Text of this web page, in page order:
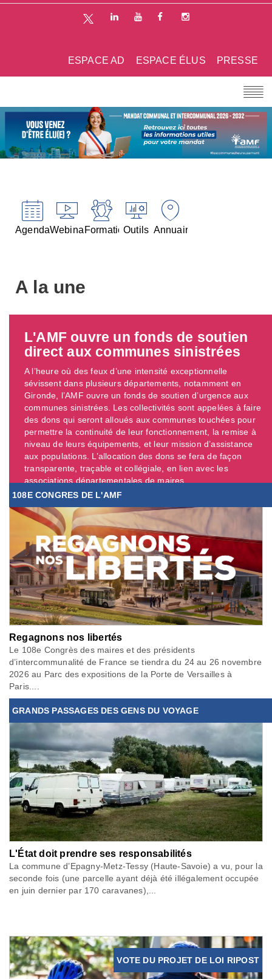
PRESSE
ESPACE ÉLUS
ESPACE AD
AgendaWebinairesFormationsOutils Annuaires
A la une
L'AMF ouvre un fonds de soutien
direct aux communes sinistrées
A l’heure où des feux d’une intensité exceptionnelle
sévissent dans plusieurs départements, notamment en
Gironde, l’AMF ouvre un fonds de soutien d’urgence aux
communes sinistrées. Les collectivités sont appelées à faire
des dons qui seront alloués aux communes touchées pour
permettre la continuité de leur fonctionnement, la remise à
niveau de leurs équipements, et leur mission d’assistance
aux populations. L’allocation des dons se fera de façon
transparente, traçable et collégiale, en lien avec les
associations départementales de maires. ...
108E CONGRES DE L'AMF
Regagnons nos libertés
Le 108e Congrès des maires et des présidents
d’intercommunalité de France se tiendra du 24 au 26 novembre
2026 au Parc des expositions de la Porte de Versailles à
Paris....
GRANDS PASSAGES DES GENS DU VOYAGE
L'État doit prendre ses responsabilités
La commune d’Epagny-Metz-Tessy (Haute-Savoie) a vu, pour la
seconde fois (une parcelle ayant déjà été illégalement occupée
en juin dernier par 170 caravanes),...
VOTE DU PROJET DE LOI RIPOST